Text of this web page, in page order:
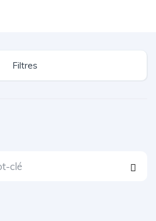
Filtres